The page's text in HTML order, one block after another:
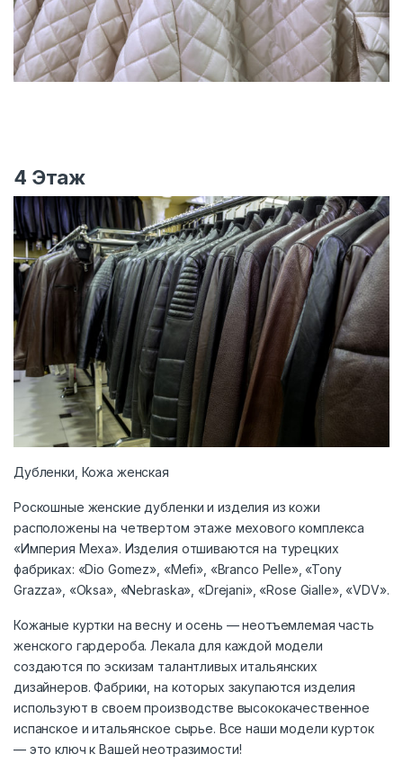
4 Этаж
Дубленки, Кожа женская
Роскошные женские дубленки и изделия из кожи
расположены на четвертом этаже мехового комплекса
«Империя Меха». Изделия отшиваются на турецких
фабриках: «Dio Gomez», «Mefi», «Branco Pelle», «Tony
Grazza», «Oksa», «Nebraska», «Drejani», «Rose Gialle», «VDV».
Кожаные куртки на весну и осень — неотъемлемая часть
женского гардероба. Лекала для каждой модели
создаются по эскизам талантливых итальянских
дизайнеров. Фабрики, на которых закупаются изделия
используют в своем производстве высококачественное
испанское и итальянское сырье. Все наши модели курток
— это ключ к Вашей неотразимости!